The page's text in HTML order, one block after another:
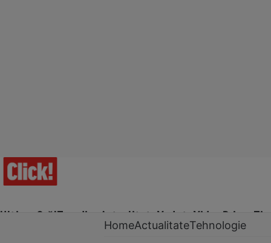
Ultima Oră!Trending Actualitate Vedete Video Prime
HomeActualitateTehnologie